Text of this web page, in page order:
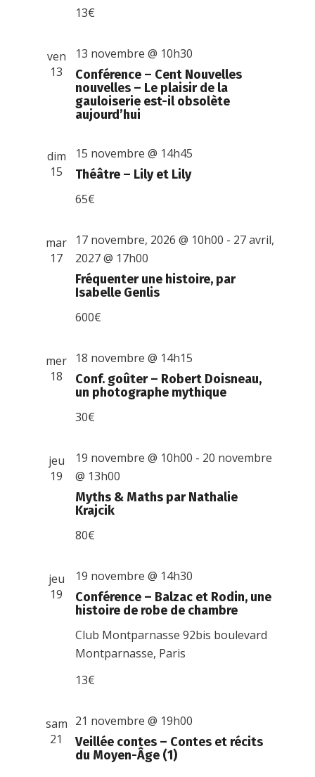
13€
ven
13
Conférence – Cent Nouvelles
nouvelles – Le plaisir de la
gauloiserie est-il obsolète
aujourd’hui
13 novembre @ 10h30
dim
15
Théâtre – Lily et Lily
15 novembre @ 14h45
65€
mar
17
Fréquenter une histoire, par
Isabelle Genlis
17 novembre, 2026 @ 10h00 - 27 avril,
2027 @ 17h00
600€
mer
18
Conf. goûter – Robert Doisneau,
un photographe mythique
18 novembre @ 14h15
30€
jeu
19
Myths & Maths par Nathalie
Krajcik
19 novembre @ 10h00 - 20 novembre
@ 13h00
80€
jeu
19
Conférence – Balzac et Rodin, une
histoire de robe de chambre
19 novembre @ 14h30
Club Montparnasse92bis boulevard
Montparnasse, Paris
13€
sam
21
Veillée contes – Contes et récits
du Moyen-Âge (1)
21 novembre @ 19h00